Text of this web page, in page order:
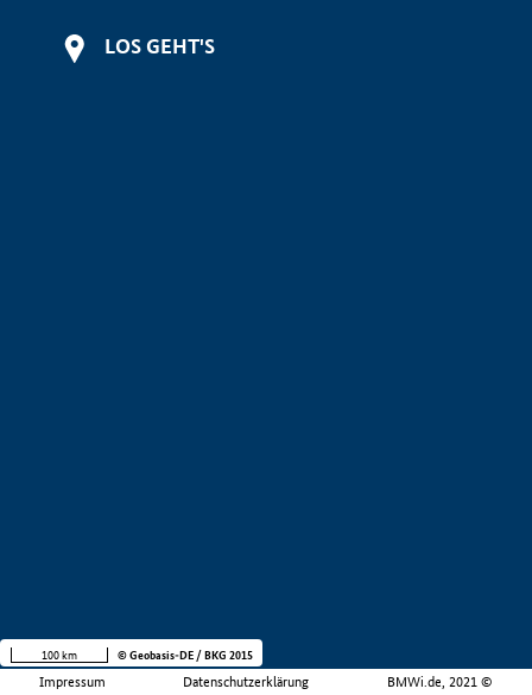
LOS GEHT'S
Impressum Datenschutzerklärung BMWi.de, 2021 ©
100 km © Geobasis-DE / BKG 2015